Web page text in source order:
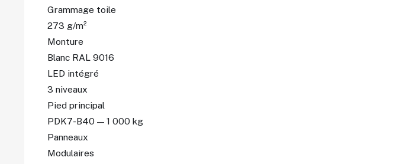
Grammage toile
273 g/m²
Monture
Blanc RAL 9016
LED intégré
3 niveaux
Pied principal
PDK7-B40 — 1 000 kg
Panneaux
Modulaires